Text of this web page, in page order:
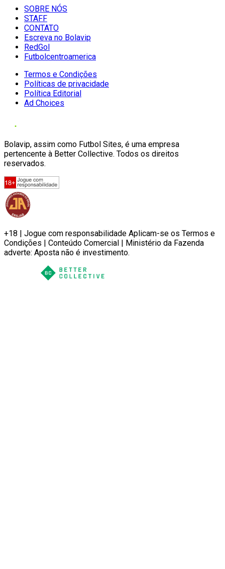
SOBRE NÓS
STAFF
CONTATO
Escreva no Bolavip
RedGol
Futbolcentroamerica
Termos e Condições
Políticas de privacidade
Política Editorial
Ad Choices
Bolavip, assim como Futbol Sites, é uma empresa
pertencente à Better Collective. Todos os direitos
reservados.
+18 | Jogue com responsabilidade Aplicam-se os Termos e
Condições | Conteúdo Comercial | Ministério da Fazenda
adverte: Aposta não é investimento.